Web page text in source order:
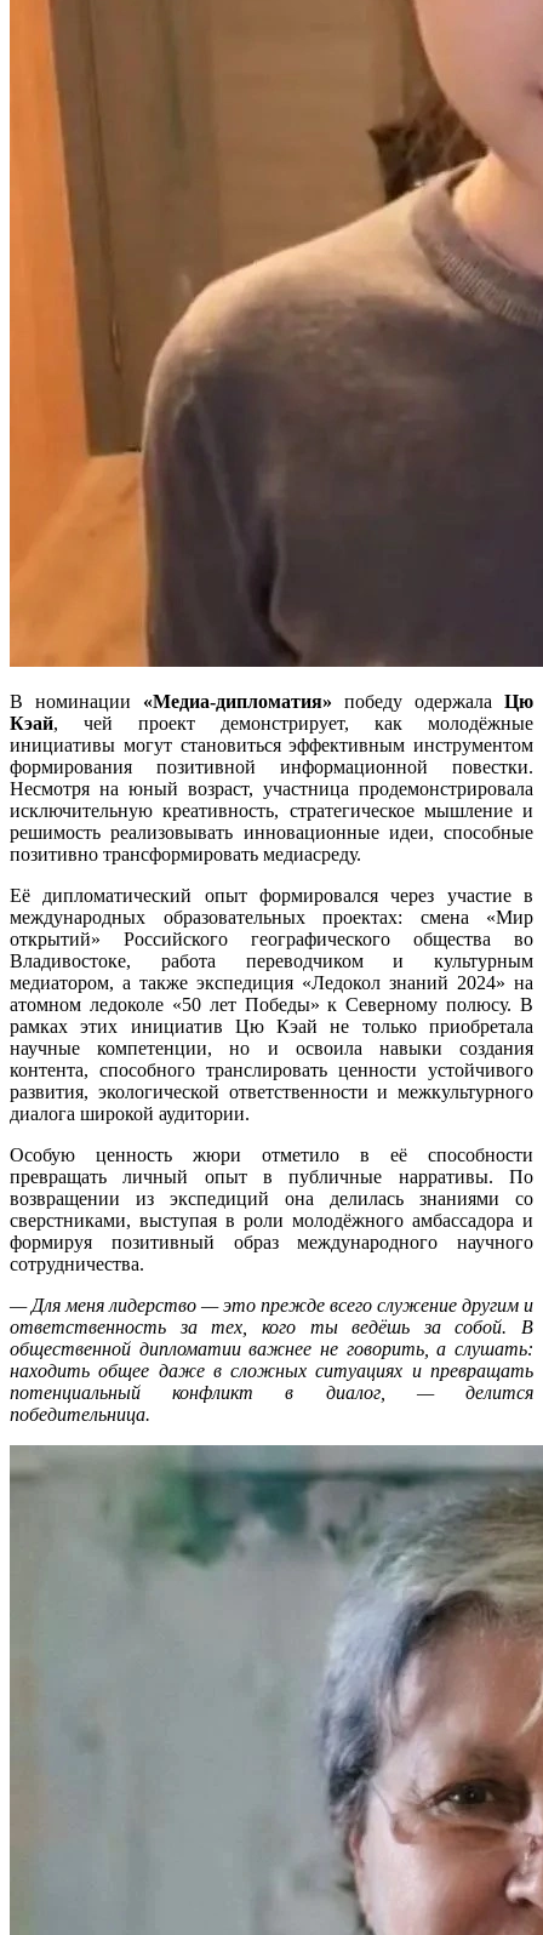
В номинации «Медиа-дипломатия» победу одержала Цю
Кэай, чей проект демонстрирует, как молодёжные
инициативы могут становиться эффективным инструментом
формирования позитивной информационной повестки.
Несмотря на юный возраст, участница продемонстрировала
исключительную креативность, стратегическое мышление и
решимость реализовывать инновационные идеи, способные
позитивно трансформировать медиасреду.
Её дипломатический опыт формировался через участие в
международных образовательных проектах: смена «Мир
открытий» Российского географического общества во
Владивостоке, работа переводчиком и культурным
медиатором, а также экспедиция «Ледокол знаний 2024» на
атомном ледоколе «50 лет Победы» к Северному полюсу. В
рамках этих инициатив Цю Кэай не только приобретала
научные компетенции, но и освоила навыки создания
контента, способного транслировать ценности устойчивого
развития, экологической ответственности и межкультурного
диалога широкой аудитории.
Особую ценность жюри отметило в её способности
превращать личный опыт в публичные нарративы. По
возвращении из экспедиций она делилась знаниями со
сверстниками, выступая в роли молодёжного амбассадора и
формируя позитивный образ международного научного
сотрудничества.
— Для меня лидерство — это прежде всего служение другим и
ответственность за тех, кого ты ведёшь за собой. В
общественной дипломатии важнее не говорить, а слушать:
находить общее даже в сложных ситуациях и превращать
потенциальный конфликт в диалог, — делится
победительница.